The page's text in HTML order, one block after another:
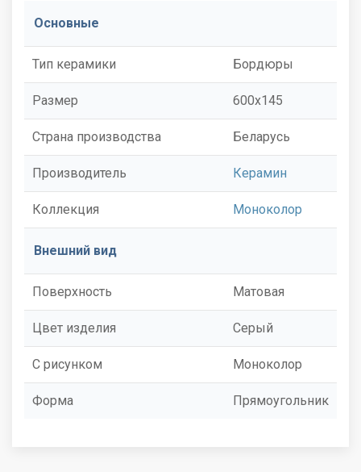
Основные
Тип керамики Бордюры
Размер 600x145
Страна производства Беларусь
Производитель Керамин
Коллекция Моноколор
Внешний вид
Поверхность Матовая
Цвет изделия Серый
С рисунком Моноколор
Форма Прямоугольник